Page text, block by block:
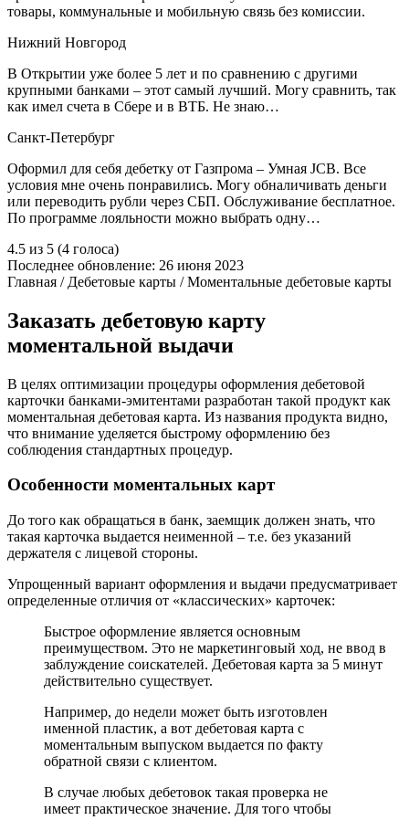
товары, коммунальные и мобильную связь без комиссии.
Нижний Новгород
В Открытии уже более 5 лет и по сравнению с другими
крупными банками – этот самый лучший. Могу сравнить, так
как имел счета в Сбере и в ВТБ. Не знаю…
Санкт-Петербург
Оформил для себя дебетку от Газпрома – Умная JCB. Все
условия мне очень понравились. Могу обналичивать деньги
или переводить рубли через СБП. Обслуживание бесплатное.
По программе лояльности можно выбрать одну…
4.5 из 5 (4 голоса)
Последнее обновление: 26 июня 2023
Главная / Дебетовые карты / Моментальные дебетовые карты
Заказать дебетовую карту
моментальной выдачи
В целях оптимизации процедуры оформления дебетовой
карточки банками-эмитентами разработан такой продукт как
моментальная дебетовая карта. Из названия продукта видно,
что внимание уделяется быстрому оформлению без
соблюдения стандартных процедур.
Особенности моментальных карт
До того как обращаться в банк, заемщик должен знать, что
такая карточка выдается неименной – т.е. без указаний
держателя с лицевой стороны.
Упрощенный вариант оформления и выдачи предусматривает
определенные отличия от «классических» карточек:
Быстрое оформление является основным
преимуществом. Это не маркетинговый ход, не ввод в
заблуждение соискателей. Дебетовая карта за 5 минут
действительно существует.
Например, до недели может быть изготовлен
именной пластик, а вот дебетовая карта с
моментальным выпуском выдается по факту
обратной связи с клиентом.
В случае любых дебетовок такая проверка не
имеет практическое значение. Для того чтобы